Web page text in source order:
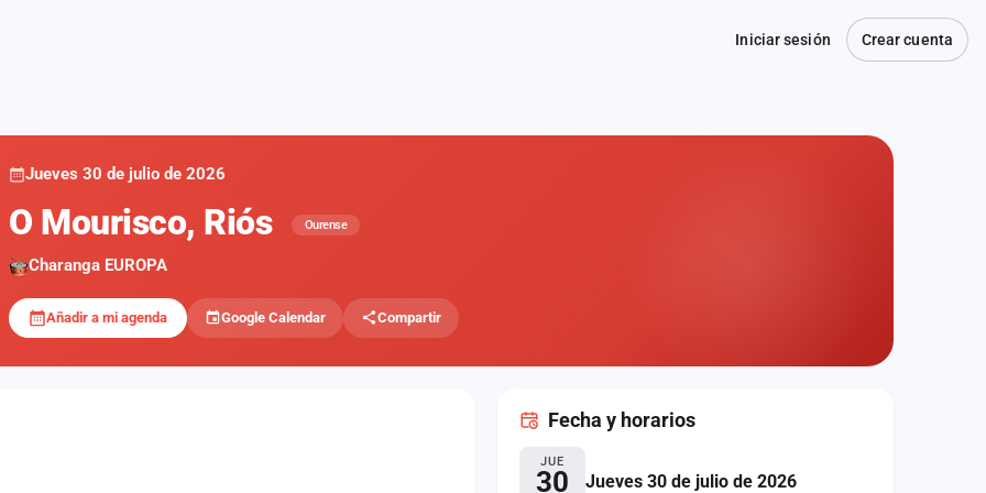
Iniciar sesión Crear cuenta
Jueves 30 de julio de 2026
O Mourisco, Riós Ourense
Charanga EUROPA
Añadir a mi agenda Google Calendar Compartir
Fecha y horarios
JUE
30 Jueves 30 de julio de 2026